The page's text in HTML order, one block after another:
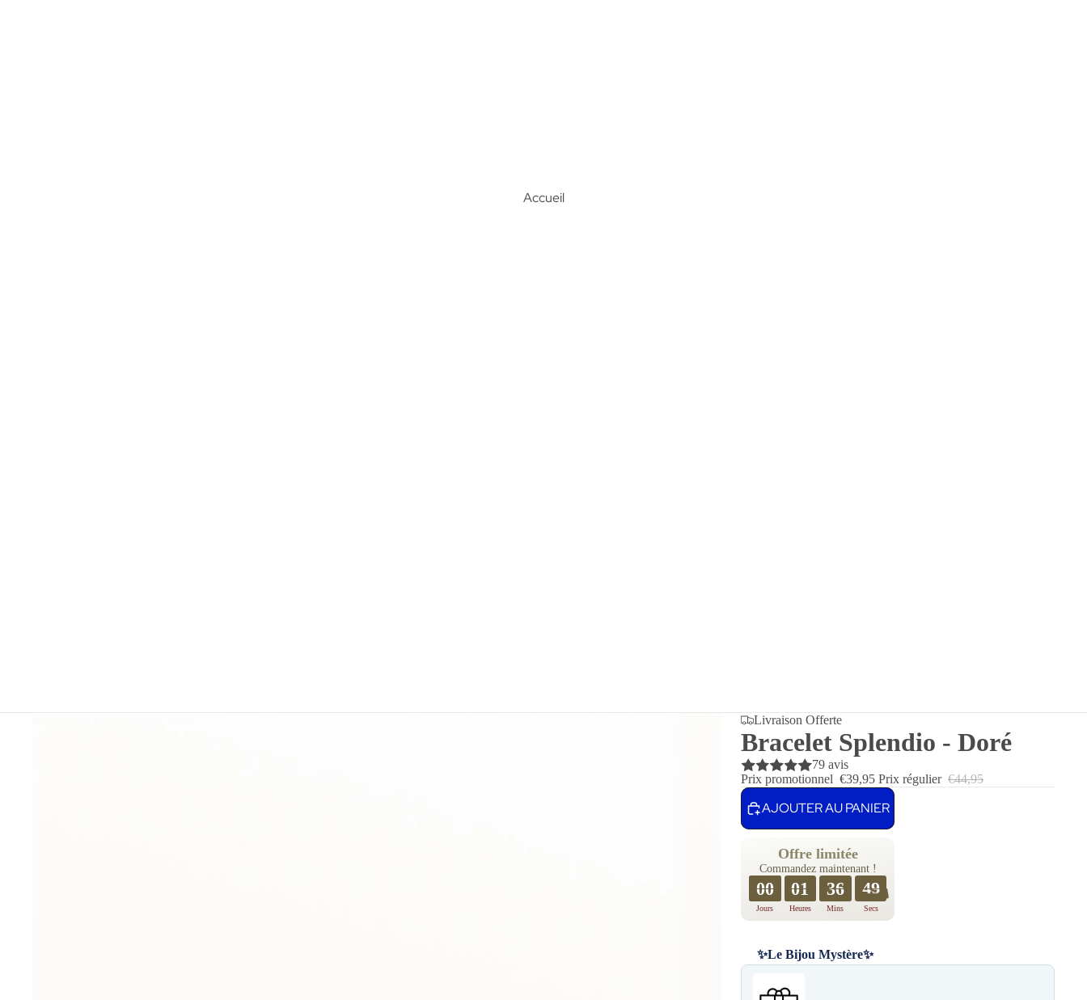
Accueil
Livraison Offerte
Bracelet Splendio - Doré
79 avis
Prix promotionnel €39,95 Prix régulier €44,95
AJOUTER AU PANIER
Offre limitée
Commandez maintenant !
00 01 36 48
Jours Heures Mins Secs
✨Le Bijou Mystère✨
Use the Previous and Next buttons to navigate through product